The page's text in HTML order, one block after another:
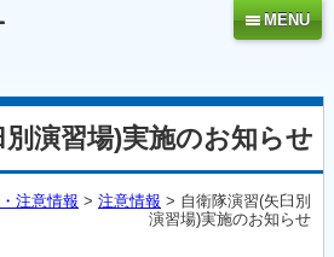
MENU
別演習場)実施のお知らせ
注意情報 > 注意情報 > 自衛隊演習(矢臼別
演習場)実施のお知らせ